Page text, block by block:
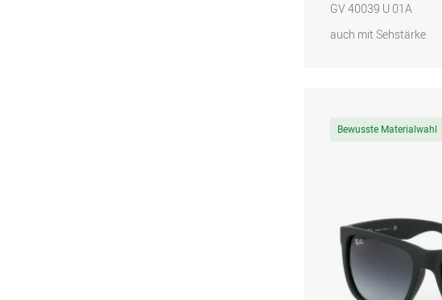
GV 40039 U 01A
auch mit Sehstärke
Bewusste Materialwahl